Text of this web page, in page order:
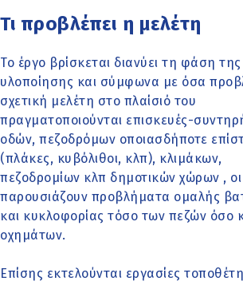
Τι προβλέπει η μελέτη
Το έργο βρίσκεται διανύει τη φάση της
υλοποίησης και σύμφωνα με όσα
σχετική μελέτη στο πλαίσιό του
πραγματοποιούνται επισκευές-
οδών, πεζοδρόμων οποιασδήποτε
(πλάκες, κυβόλιθοι, κλπ), κλιμάκων,
πεζοδρομίων κλπ δημοτικών χώρων , οι
παρουσιάζουν προβλήματα ομαλής
και κυκλοφορίας τόσο των πεζών όσο
οχημάτων.
Επίσης εκτελούνται εργασίες